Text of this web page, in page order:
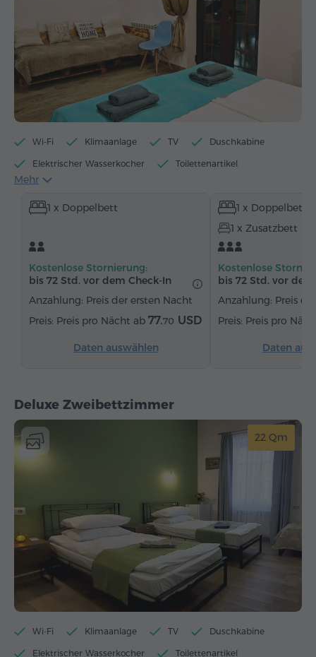
Wi-Fi Klimaanlage TV Duschkabine
Elektrischer Wasserkocher Toilettenartikel
Handtücher
Kleiderschrank Stühl
Mehr
1 x Doppelbett
Kostenlose Stornierung:
bis 72 Std. vor dem Check-In
Anzahlung: Preis der ersten Nacht
Preis pro Nächt ab 77.70 USD
Daten auswählen
1 x Doppelbett
1 x Zusatzbett
Kostenlose
bis 72 Std. vor
Anzahlung: Preis
Preis pro
Daten
Deluxe Zweibettzimmer
22 Qm
Wi-Fi Klimaanlage TV Duschkabine
Elektrischer Wasserkocher Toilettenartikel